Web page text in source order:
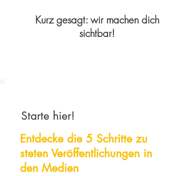
Kurz gesagt: wir machen dich
sichtbar!
Starte hier!
Entdecke die 5 Schritte zu
steten Veröffentlichungen in
den Medien